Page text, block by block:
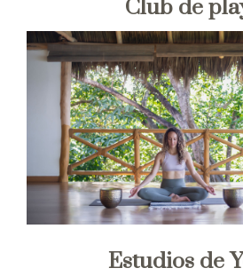
Club de
Estudios de